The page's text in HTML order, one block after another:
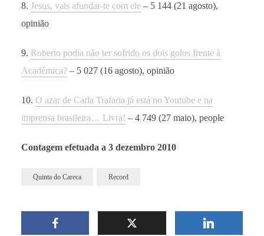
8. Jesus, vais afundar-te com ele– 5 144 (21 agosto),
opinião
9. Roberto podia não ter sofrido os dois golos frente à
Académica?– 5 027 (16 agosto), opinião
10. O azar de Carla Trafaria já está no Youtube e na
imprensa brasileira… Livra! – 4 749 (27 maio), people
Contagem efetuada a 3 dezembro 2010
Quinta do Careca Record